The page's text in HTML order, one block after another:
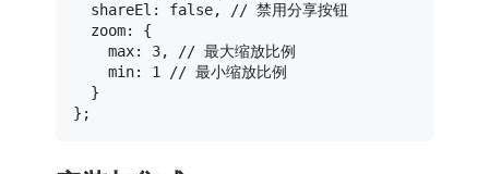
shareEl : false,
// 禁用分享按钮
zoom: {
max: 3,
// 最大缩放比例
min: 1
// 最小缩放比例
  }